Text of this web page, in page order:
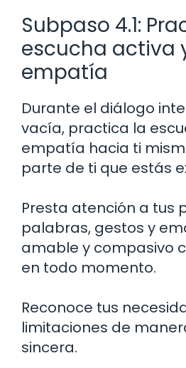
Subpaso 4.1:
escucha activa
empatía
Durante el diálogo
vacía, practica la
empatía hacia ti
parte de ti que estás
Presta atención a tus
palabras, gestos y
amable y compasivo
en todo momento.
Reconoce tus
limitaciones de
sincera.